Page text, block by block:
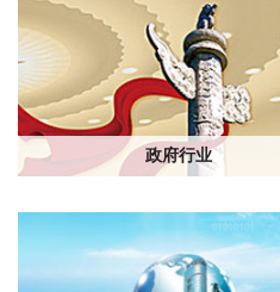
政府行业